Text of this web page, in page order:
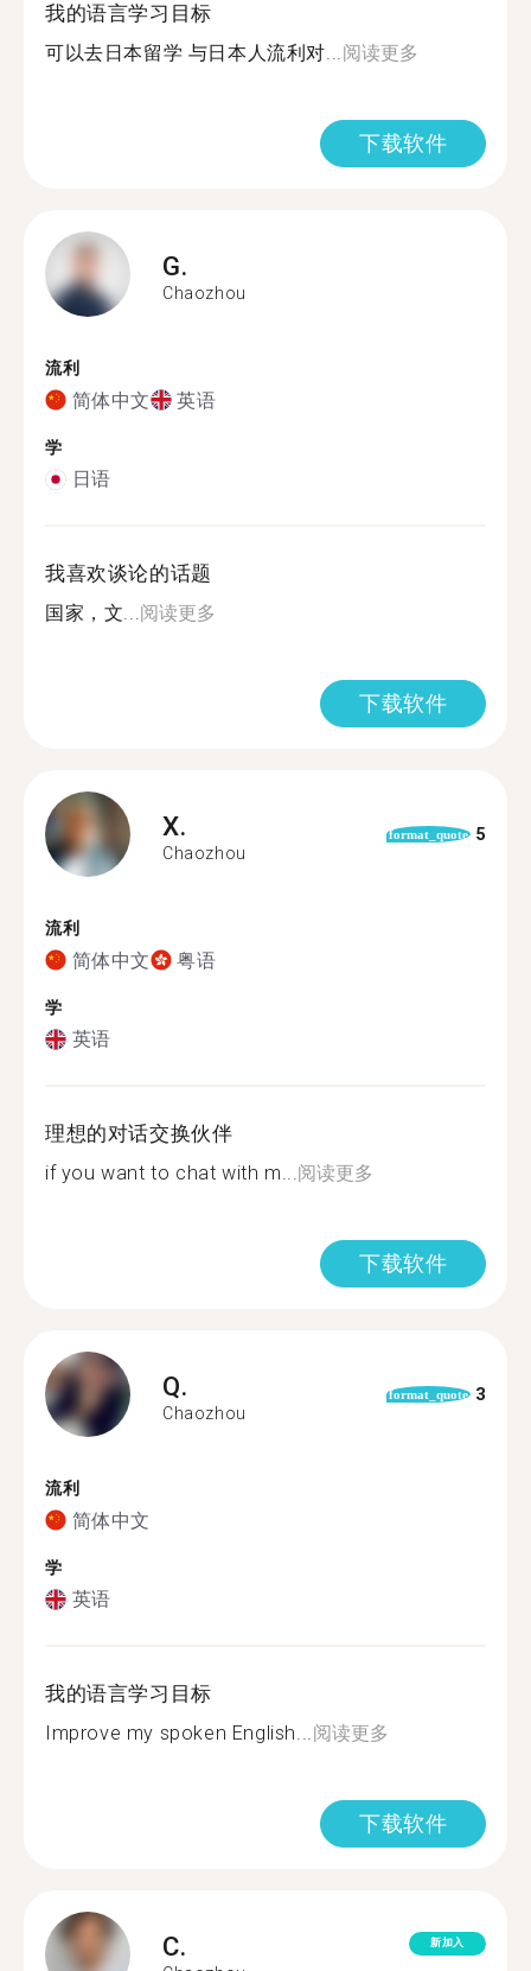
我的语言学习目标
可以去日本留学 与日本人流利对...阅读更多
下载软件
G.
Chaozhou
流利
简体中文 英语
学
日语
我喜欢谈论的话题
国家，文...阅读更多
下载软件
X.
Chaozhou
format_quote 5
流利
简体中文 粤语
学
英语
理想的对话交换伙伴
if you want to chat with m...阅读更多
下载软件
Q.
Chaozhou
format_quote 3
流利
简体中文
学
英语
我的语言学习目标
Improve my spoken English...阅读更多
下载软件
C. 新加入